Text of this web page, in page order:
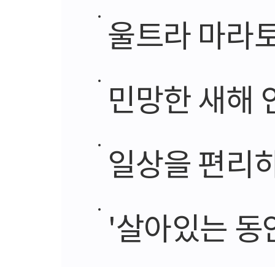
울트라 마라
민망한 새해
일상을 편리
'살아있는 동안